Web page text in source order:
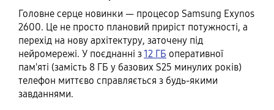
Головне серце новинки — процесор Samsung Exynos
2600. Це не просто плановий приріст потужності, а
перехід на нову архітектуру, заточену під
нейромережі. У поєднанні з12 ГБ оперативної
пам'яті (замість 8 ГБ у базових S25 минулих років)
телефон миттєво справляється з будь-якими
завданнями.